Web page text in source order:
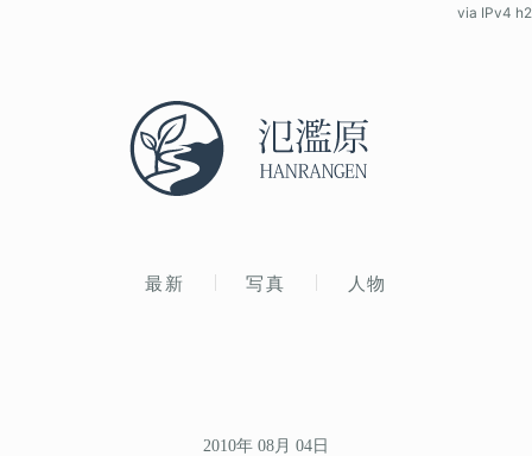
最新 写真 人物
via IPv4 h2
2010年 08月 04日